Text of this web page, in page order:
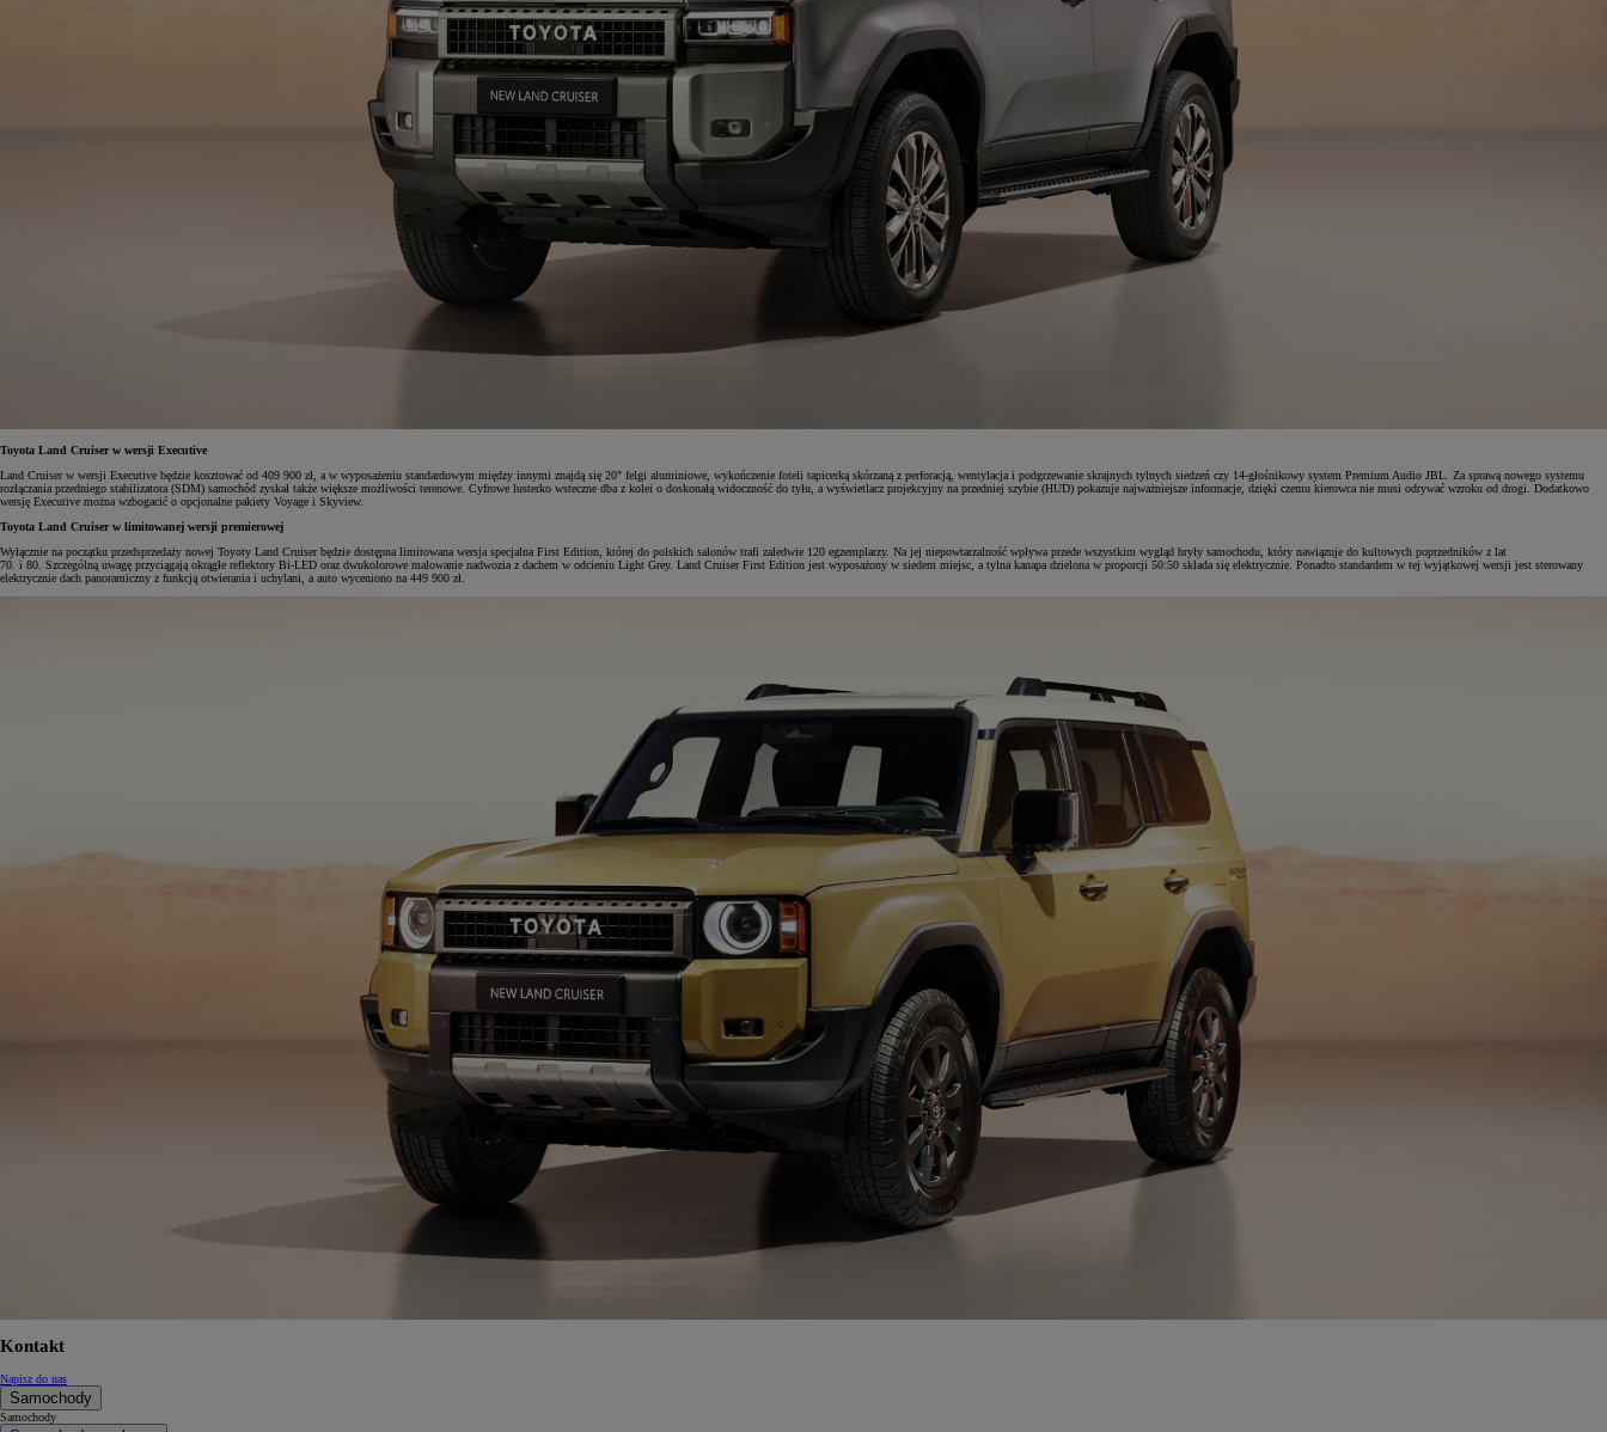
Toyota Land Cruiser w wersji Executive
Land Cruiser w wersji Executive będzie kosztować od 409 900 zł, a w wyposażeniu standardowym między innymi znajdą się 20" felgi aluminiowe, wykończenie foteli tapicerką skórzaną z perforacją, wentylacja i podgrzewanie skrajnych tylnych siedzeń czy 14-głośnikowy system Premium Audio JBL. Za sprawą nowego systemu
rozłączania przedniego stabilizatora (SDM) samochód zyskał także większe możliwości terenowe. Cyfrowe lusterko wsteczne dba z kolei o doskonałą widoczność do tyłu, a wyświetlacz projekcyjny na przedniej szybie (HUD) pokazuje najważniejsze informacje, dzięki czemu kierowca nie musi odrywać wzroku od drogi. Dodatkowo
wersję Executive można wzbogacić o opcjonalne pakiety Voyage i Skyview.
Toyota Land Cruiser w limitowanej wersji premierowej
Wyłącznie na początku przedsprzedaży nowej Toyoty Land Cruiser będzie dostępna limitowana wersja specjalna First Edition, której do polskich salonów trafi zaledwie 120 egzemplarzy. Na jej niepowtarzalność wpływa przede wszystkim wygląd bryły samochodu, który nawiązuje do kultowych poprzedników z lat
70. i 80. Szczególną uwagę przyciągają okrągłe reflektory Bi-LED oraz dwukolorowe malowanie nadwozia z dachem w odcieniu Light Grey. Land Cruiser First Edition jest wyposażony w siedem miejsc, a tylna kanapa dzielona w proporcji 50:50 składa się elektrycznie. Ponadto standardem w tej wyjątkowej wersji jest sterowany
elektrycznie dach panoramiczny z funkcją otwierania i uchylani, a auto wyceniono na 449 900 zł.
Kontakt
Napisz do nas
Samochody
Samochody